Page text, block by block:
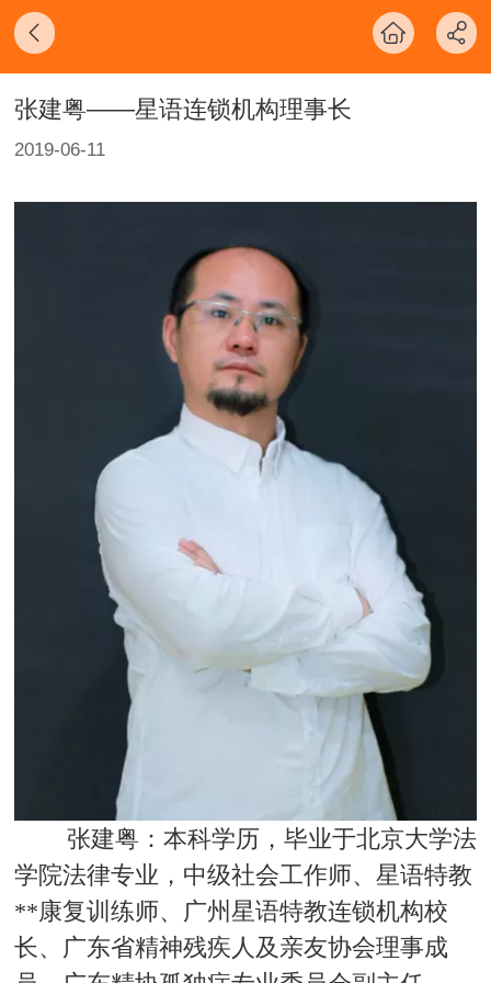
张建粤——星语连锁机构理事长
2019-06-11
张建粤：本科学历，毕业于北京大学法
学院法律专业，中级社会工作师、星语特教
**康复训练师、广州星语特教连锁机构校
长、广东省精神残疾人及亲友协会理事成